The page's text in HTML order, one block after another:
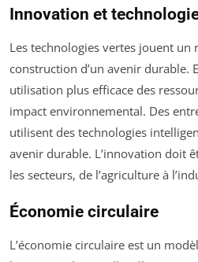
Innovation et
Les technologies vertes jouent un
construction d’un avenir durable.
utilisation plus efficace des
impact environnemental. Des
utilisent des technologies
avenir durable. L’innovation doit
les secteurs, de l’agriculture à
Économie circulaire
L’économie circulaire est un